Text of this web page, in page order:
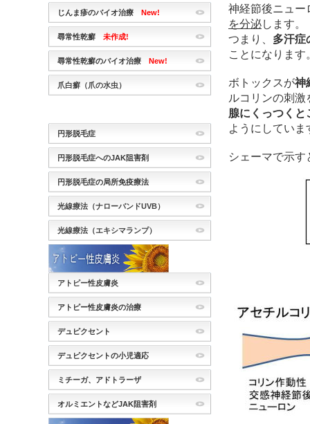
神経節後ニュー
を分泌します。
つまり、 多汗症
ことになります
ボトックスが神
ルコリンの刺
腺にくっつくと
ようにしていま
シェーマで示
じんま疹のバイオ治療 New!
尋常性乾癬 未作成!
尋常性乾癬のバイオ治療 New!
爪白癬（爪の水虫）
円形脱毛症
円形脱毛症へのJAK阻害剤
円形脱毛症の局所免疫療法
光線療法（ナローバンドUVB）
光線療法（エキシマランプ）
アトピー性皮膚炎
アトピー性皮膚炎の治療
デュピクセント
デュピクセントの小児適応
ミチーガ、アドトラーザ
オルミエントなどJAK阻害剤